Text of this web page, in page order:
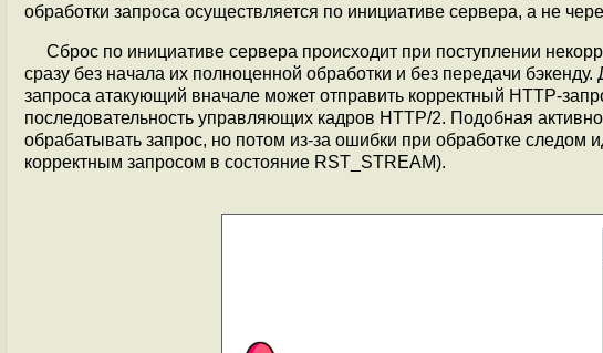
обработки запроса осуществляется по инициативе сервера, а не
Сброс по инициативе сервера происходит при поступлении
сразу без начала их полноценной обработки и без передачи
запроса атакующий вначале может отправить корректный HTTP-
последовательность управляющих кадров HTTP/2. Подобная
обрабатывать запрос, но потом из-за ошибки при обработке следом
корректным запросом в состояние RST_STREAM).